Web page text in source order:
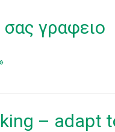
σας γραφειο
– adapt